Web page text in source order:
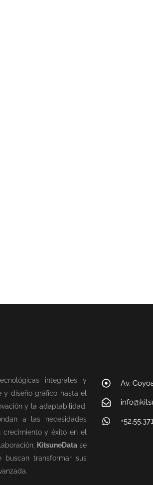
integrales y
y diseño gráfico hasta el
y la adaptabilidad,
a las necesidades
crecimiento y éxito en el
KitsuneDatase
buscan transformar sus
Av.